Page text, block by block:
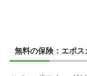
無料の保険：エポス